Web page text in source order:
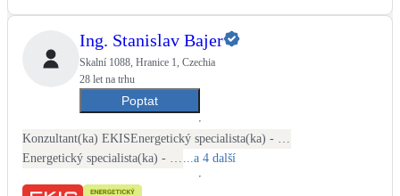
Ing. Stanislav Bajer
Skalní 1088, Hranice 1, Czechia
28 let na trhu
Poptat
Konzultant(ka) EKIS
...a 4 další